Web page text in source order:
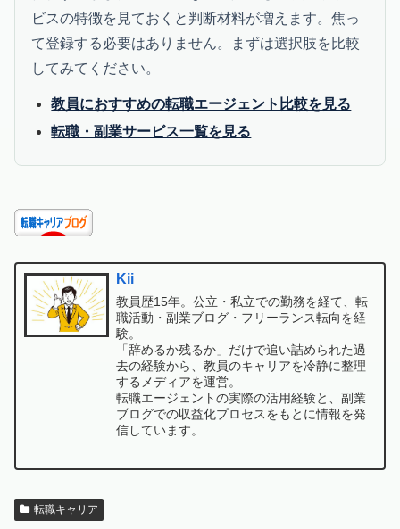
ビスの特徴を見ておくと判断材料が増えます。焦っ
て登録する必要はありません。まずは選択肢を比較
してみてください。
教員におすすめの転職エージェント比較を見る
転職・副業サービス一覧を見る
Kii
教員歴15年。公立・私立での勤務を経て、転
職活動・副業ブログ・フリーランス転向を経
験。
「辞めるか残るか」だけで追い詰められた過
去の経験から、教員のキャリアを冷静に整理
するメディアを運営。
転職エージェントの実際の活用経験と、副業
ブログでの収益化プロセスをもとに情報を発
信しています。
転職キャリア